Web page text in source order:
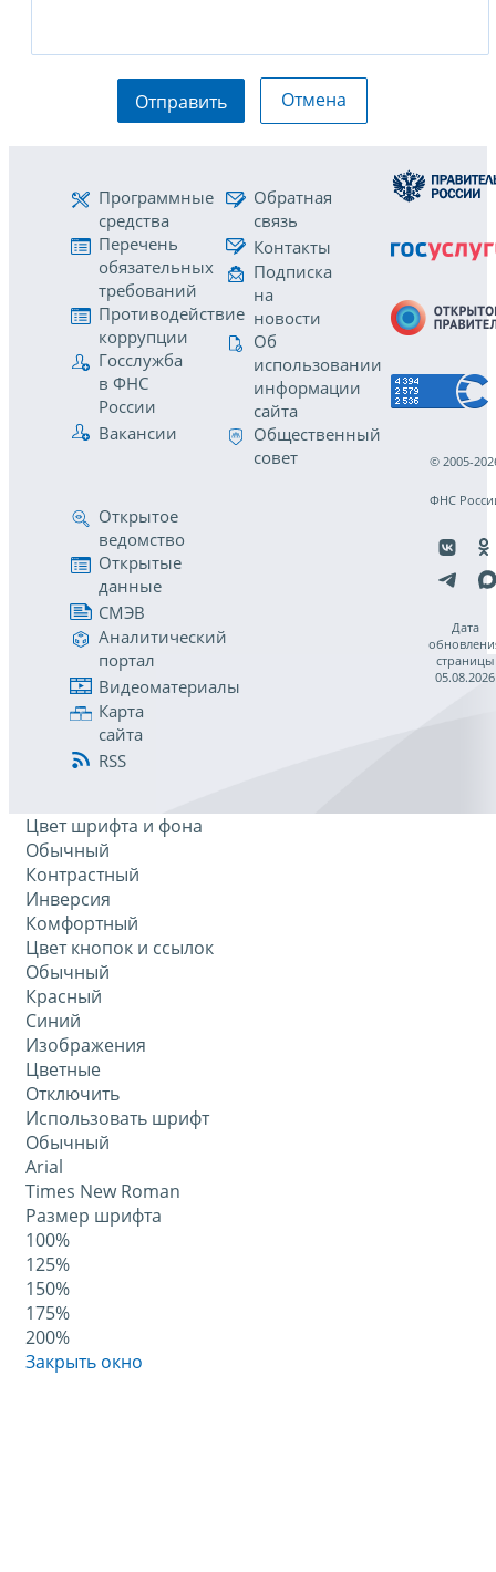
Отправить Отмена
Программные
средства
Перечень
обязательных
требований
Противодействие
коррупции
Госслужба
в ФНС
России
Вакансии
Обратная
связь
Контакты
Подписка
на
новости
Об
использовании
информации
сайта
Общественный
совет
Открытое
ведомство
Открытые
данные
СМЭВ
Аналитический
портал
Видеоматериалы
Карта
сайта
RSS
© 2005-
ФНС
Дата
страницы
05.08.2026
Цвет шрифта и фона
Обычный
Контрастный
Инверсия
Комфортный
Цвет кнопок и ссылок
Обычный
Красный
Синий
Изображения
Цветные
Отключить
Использовать шрифт
Обычный
Arial
Times New Roman
Размер шрифта
100%
125%
150%
175%
200%
Закрыть окно